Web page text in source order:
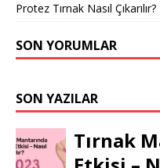
Protez Tırnak Nasıl Çıkarılır?
SON YORUMLAR
SON YAZILAR
Tırnak